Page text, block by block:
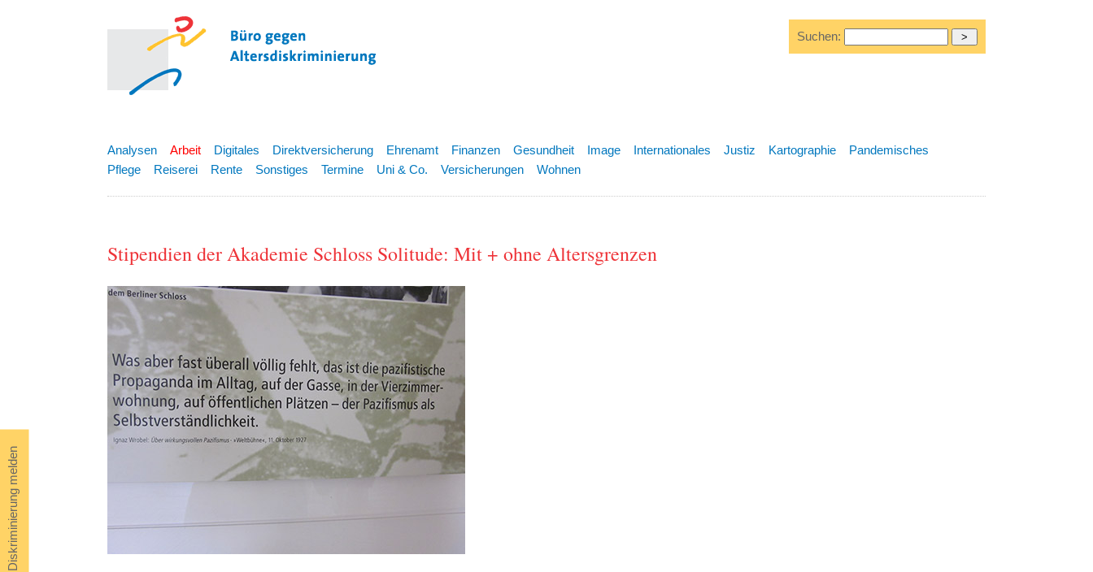
Diskriminierung melden
Suchen:
Analysen Arbeit Digitales Direktversicherung Ehrenamt Finanzen Gesundheit Image Internationales Justiz Kartographie
Pandemisches
Pflege
Reiserei Rente Sonstiges Termine Uni & Co. Versicherungen Wohnen
Stipendien der Akademie Schloss Solitude: Mit + ohne Altersgrenzen